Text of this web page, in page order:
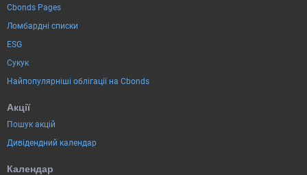
Cbonds Pages
Ломбардні списки
ESG
Сукук
Найпопулярніші облігації на Cbonds
Акції
Пошук акцій
Дивідендний календар
Календар